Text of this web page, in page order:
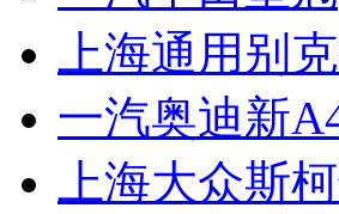
上海通用别
一汽奥迪新
上海大众斯